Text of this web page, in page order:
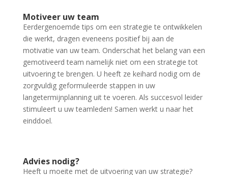
Motiveer uw team
Eerdergenoemde tips om een strategie te ontwikkelen
die werkt, dragen eveneens positief bij aan de
motivatie van uw team. Onderschat het belang van een
gemotiveerd team namelijk niet om een strategie tot
uitvoering te brengen. U heeft ze keihard nodig om de
zorgvuldig geformuleerde stappen in uw
langetermijnplanning uit te voeren. Als succesvol leider
stimuleert u uw teamleden! Samen werkt u naar het
einddoel.
Advies nodig?
Heeft u moeite met de uitvoering van uw strategie?